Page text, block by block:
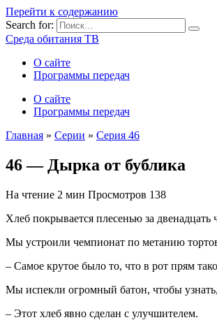
Перейти к содержанию
Search for:
Среда обитания ТВ
О сайте
Программы передач
О сайте
Программы передач
Главная » Серии » Серия 46
46 — Дырка от бублика
На чтение 2 мин Просмотров 138
Хлеб покрывается плесенью за
Мы устроили чемпионат по метанию
– Самое крутое было то, что в рот прям
Мы испекли огромный батон, чтобы
– Этот хлеб явно сделан с улучшителем.